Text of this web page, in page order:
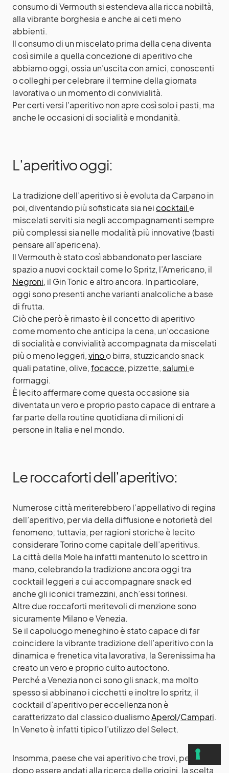
consumo di Vermouth si estendeva alla ricca nobiltà,
alla vibrante borghesia e anche ai ceti meno
abbienti.
Il consumo di un miscelato prima della cena diventa
così simile a quella concezione di aperitivo che
abbiamo oggi, ossia un’uscita con amici, conoscenti
o colleghi per celebrare il termine della giornata
lavorativa o un momento di convivialità.
Per certi versi l’aperitivo non apre così solo i pasti, ma
anche le occasioni di socialità e mondanità.
L’aperitivo oggi:
La tradizione dell’aperitivo si è evoluta da Carpano in
poi, diventando più sofisticata sia neicocktail e
miscelati serviti sia negli accompagnamenti sempre
più complessi sia nelle modalità più innovative (basti
pensare all’apericena).
Il Vermouth è stato così abbandonato per lasciare
spazio a nuovi cocktail come lo Spritz, l’Americano, il
Negroni, il Gin Tonic e altro ancora. In particolare,
oggi sono presenti anche varianti analcoliche a base
di frutta.
Ciò che però è rimasto è il concetto di aperitivo
come momento che anticipa la cena, un’occasione
di socialità e convivialità accompagnata da miscelati
più o meno leggeri,vinoo birra, stuzzicando snack
quali patatine, olive,focacce, pizzette,salumi e
formaggi.
È lecito affermare come questa occasione sia
diventata un vero e proprio pasto capace di entrare a
far parte della routine quotidiana di milioni di
persone in Italia e nel mondo.
Le roccaforti dell’aperitivo:
Numerose città meriterebbero l’appellativo di regina
dell’aperitivo, per via della diffusione e notorietà del
fenomeno; tuttavia, per ragioni storiche è lecito
considerare Torino come capitale dell’aperitivus.
La città della Mole ha infatti mantenuto lo scettro in
mano, celebrando la tradizione ancora oggi tra
cocktail leggeri a cui accompagnare snack ed
anche gli iconici tramezzini, anch’essi torinesi.
Altre due roccaforti meritevoli di menzione sono
sicuramente Milano e Venezia.
Se il capoluogo meneghino è stato capace di far
coincidere la vibrante tradizione dell’aperitivo con la
dinamica e frenetica vita lavorativa, la Serenissima ha
creato un vero e proprio culto autoctono.
Perché a Venezia non ci sono gli snack, ma molto
spesso si abbinano i cicchetti e inoltre lo spritz, il
cocktail d’aperitivo per eccellenza non è
caratterizzato dal classico dualismoAperol/Campari.
In Veneto è infatti tipico l’utilizzo del Select.
Insomma, paese che vai aperitivo che trovi, perciò,
dopo essere andati alla ricerca delle origini, la scelta